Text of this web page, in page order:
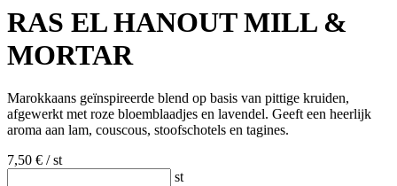
RAS EL HANOUT MILL &
MORTAR
Marokkaans geïnspireerde blend op basis van pittige kruiden,
afgewerkt met roze bloemblaadjes en lavendel. Geeft een heerlijk
aroma aan lam, couscous, stoofschotels en tagines.
7,50 € / st
st